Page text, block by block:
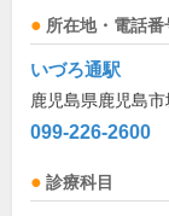
所在地・電話番
いづろ通駅
鹿児島県鹿児島
099-226-2600
診療科目